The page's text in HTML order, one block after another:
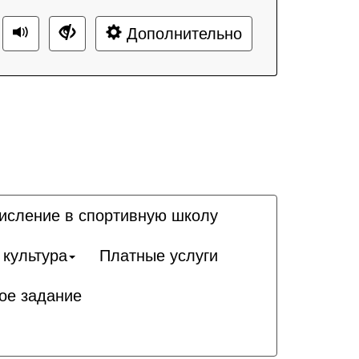
Дополнительно
в спортивную школу
Платные услуги
задание